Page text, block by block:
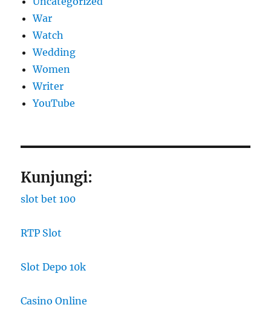
War
Watch
Wedding
Women
Writer
YouTube
Kunjungi:
slot bet 100
RTP Slot
Slot Depo 10k
Casino Online